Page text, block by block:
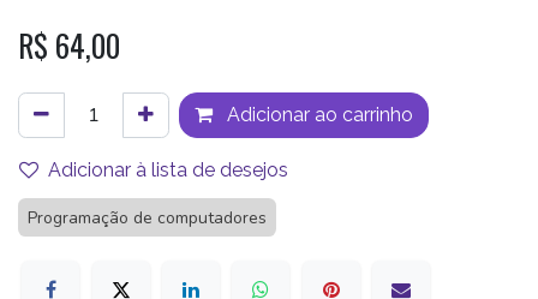
R$ 64,00
Adicionar ao carrinho
Adicionar à lista de desejos
Programação de computadores